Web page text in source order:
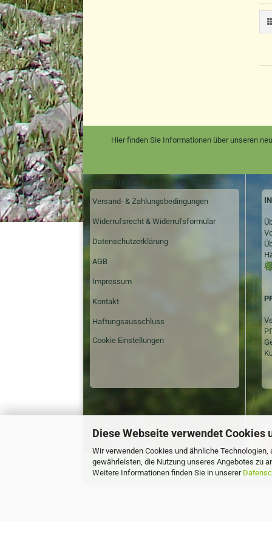
Diese Webseite verwendet Cookies
Wir verwenden Cookies und ähnliche
gewährleisten, die Nutzung unseres Angebotes zu
Weitere Informationen finden Sie in unserer
Hier finden Sie Informationen über unseren
MEHR ÜBER...
Versand- & Zahlungsbedingungen
Widerrufsrecht & Widerrufsformular
Datenschutzerklärung
AGB
Impressum
Kontakt
Haftungsausschluss
Cookie Einstellungen